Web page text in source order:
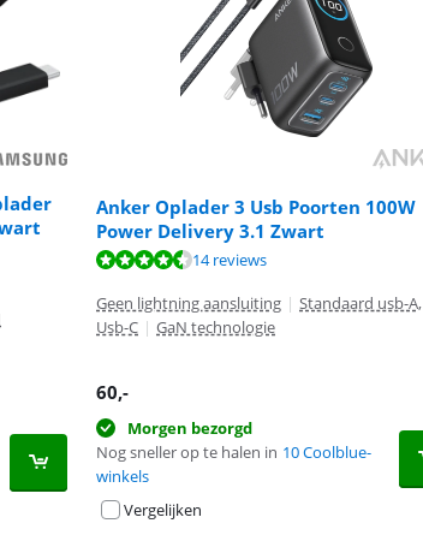
reviews.
Anker Oplader 3 Usb Poorten 100W
Power Delivery 3.1 Zwart
reviews.
14 reviews
Geen lightning aansluiting | Standaard usb-A,
Usb-C | GaN technologie
60,-
Morgen bezorgd
Nog sneller op te halen in 10 Coolblue-
winkels
Vergelijken
reviews.